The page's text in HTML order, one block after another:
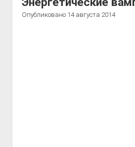
Опубликовано 14 августа 2014